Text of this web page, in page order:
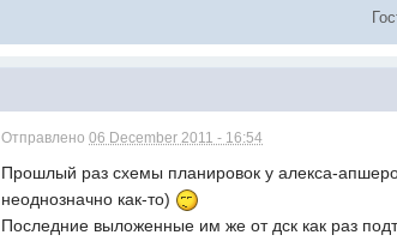
Отправлено06 December 2011 - 16:54
Прошлый раз схемы планировок у алекса-
неоднозначно как-то)
Последние выложенные им же от дск как раз